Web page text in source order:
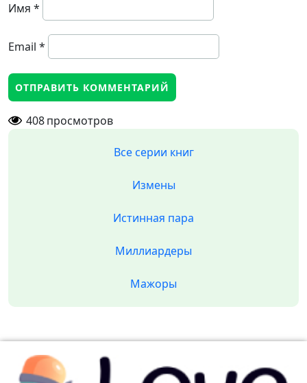
Имя *
Email *
408просмотров
Все серии книг
Измены
Истинная пара
Миллиардеры
Мажоры